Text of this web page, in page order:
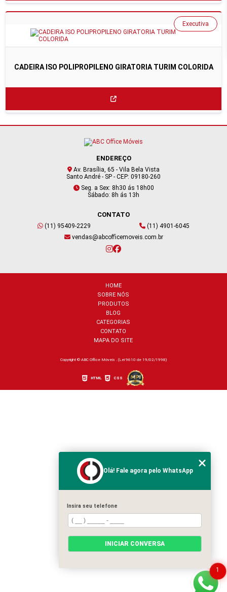
CADEIRA ISO POLIPROPILENO GIRATORIA TURIM COLORIDA
Executiva
ENDEREÇO
Av. Brasília, 65 - Vila Bela Vista
Santo André - SP - CEP: 09180-260
Seg. a Sex: 8h30 ás 18h00
Sábado: 8h ás 13h
CONTATO
(11) 95409-2229
(11) 4901-6045
vendas@abcofficemoveis.com.br
HOME
SOBRE NÓS
PRODUTOS
BLOG
CATEGORIAS
CONTATO
MAPA DO SITE
Copyright © ABC Office Móveis . (Lei 9610 de 19/02/1998)
HTML CSS
1
Olá! Fale agora pelo WhatsApp
Insira seu telefone
INICIAR CONVERSA